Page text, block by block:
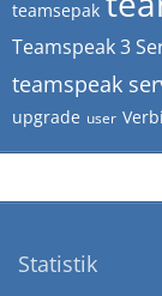
teamsepak
Teamspeak 3
teamspeak
upgrade user
Statistik